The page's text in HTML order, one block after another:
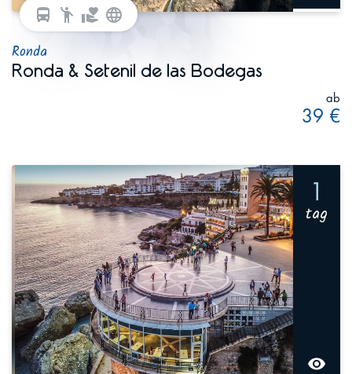
directions_bus emoji_people volunteer_activism language
Ronda
Ronda & Setenil de las Bodegas
ab
39 €
1
tag
visibility